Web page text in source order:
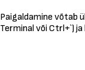
Paigaldamine võtab
Terminal või Ctrl+`)